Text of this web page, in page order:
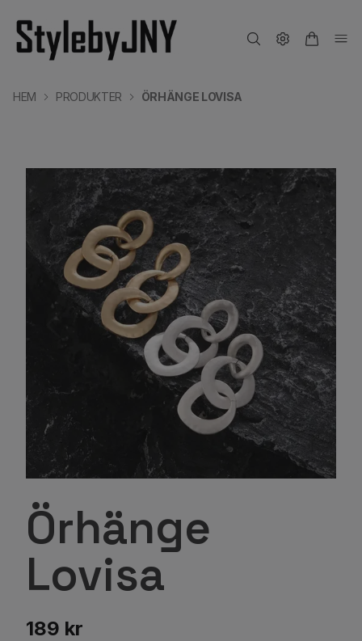
HEM PRODUKTER ÖRHÄNGE LOVISA
Örhänge
Lovisa
189 kr